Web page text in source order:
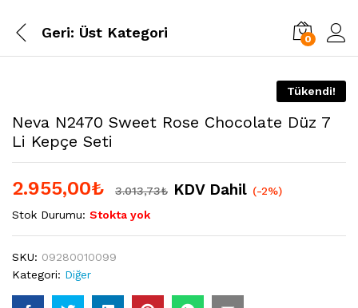
Geri: Üst Kategori 0
Tükendi!
Neva N2470 Sweet Rose Chocolate Düz 7
Li Kepçe Seti
2.955,00₺ 3.013,73₺ KDV Dahil (-2%)
Stok Durumu: Stokta yok
SKU: 09280010099
Kategori: Diğer